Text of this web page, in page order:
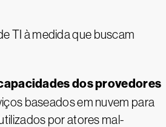
TI à medida que buscam
dos provedores
baseados em nuvem para
por atores mal-